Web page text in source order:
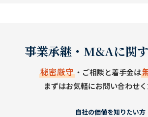
事業承継・M&Aに関
秘密厳守・ご相談と着手金は
まずはお気軽にお問い合わせく
自社の価値を知りたい方